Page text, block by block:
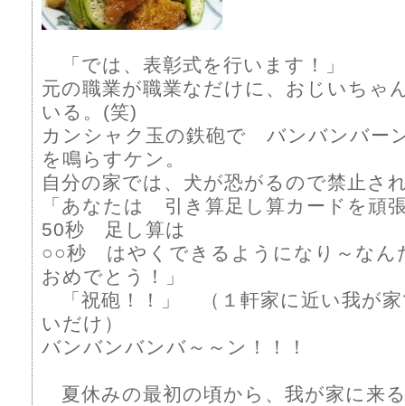
「では、表彰式を行います！」
元の職業が職業なだけに、おじいちゃ
いる。(笑)
カンシャク玉の鉄砲で バンバンバー
を鳴らすケン。
自分の家では、犬が恐がるので禁止さ
「あなたは 引き算足し算カードを頑
50秒 足し算は
○○秒 はやくできるようになり～なん
おめでとう！」
「祝砲！！」 （１軒家に近い我が家
いだけ）
バンバンバンバ～～ン！！！
夏休みの最初の頃から、我が家に来